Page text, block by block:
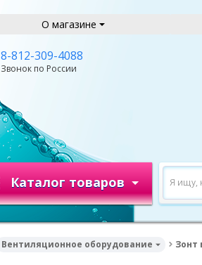
О магазине
8-812-309-4088
Звонок по России
Я ищу,
Каталог товаров
Вентиляционное оборудование Зонт